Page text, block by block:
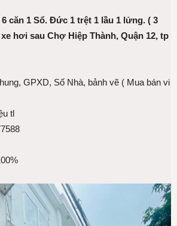
căn 1 Sổ. Đức 1 trệt 1 lầu 1 lửng. ( 3
hơi sau Chợ Hiệp Thành, Quận 12, tp
GPXD, Số Nhà, bảnh vẽ ( Mua bán vi
tl